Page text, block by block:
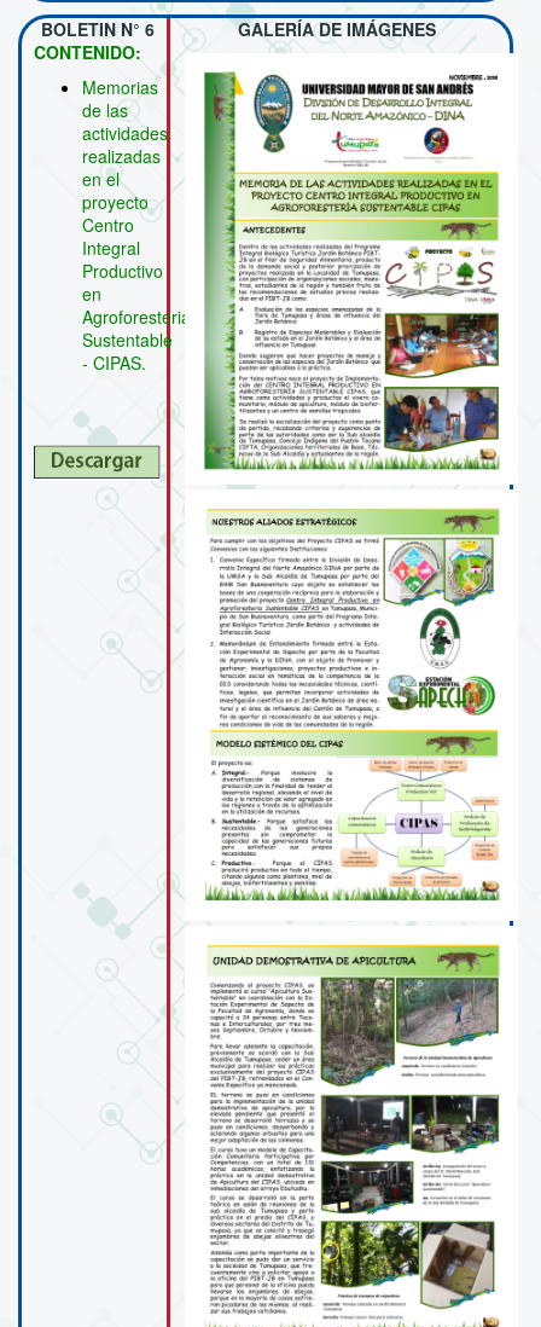
BOLETIN N° 6
CONTENIDO:
Memorias
de las
actividades
realizadas
en el
proyecto
Centro
Integral
Productivo
en
Agroforesteria
Sustentable
- CIPAS.
GALERÍA DE IMÁGENES